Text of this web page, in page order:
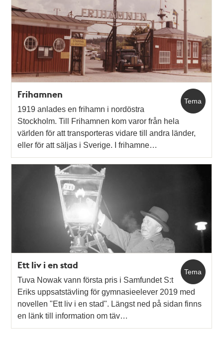
Tema
Frihamnen
1919 anlades en frihamn i nordöstra
Stockholm. Till Frihamnen kom varor från hela
världen för att transporteras vidare till andra länder,
eller för att säljas i Sverige. I frihamne…
Tema
Ett liv i en stad
Tuva Nowak vann första pris i Samfundet S:t
Eriks uppsatstävling för gymnasieelever 2019 med
novellen "Ett liv i en stad". Längst ned på sidan finns
en länk till information om täv…